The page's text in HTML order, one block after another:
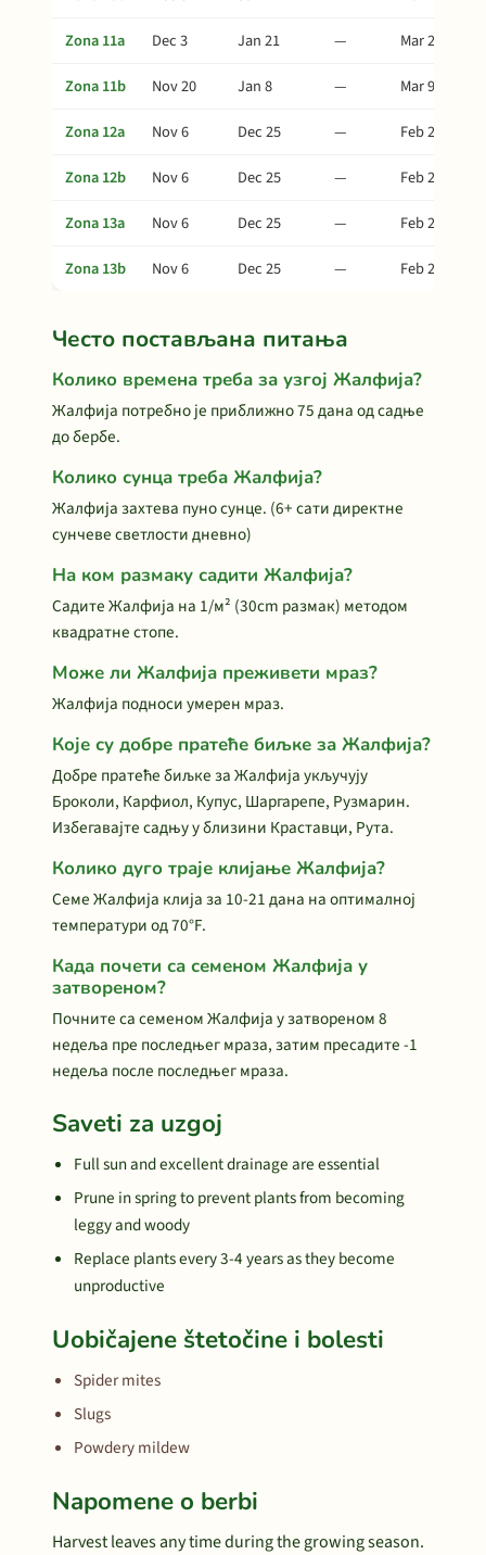
Zona 11a
Dec 3 Jan 21 —
Mar 22
Zona 11b
Nov 20 Jan 8 —
Mar 9
Zona 12a
Nov 6 Dec 25 —
Feb 23
Zona 12b
Nov 6 Dec 25 —
Feb 23
Zona 13a
Nov 6 Dec 25 —
Feb 23
Zona 13b
Nov 6 Dec 25 — Feb 23
Често постављана питања
Колико времена треба за узгој Жалфија?
Жалфија потребно је приближно 75 дана од садње
до бербе.
Колико сунца треба Жалфија?
Жалфија захтева пуно сунце. (6+ сати директне
сунчеве светлости дневно)
На ком размаку садити Жалфија?
Садите Жалфија на 1/м² (30cm размак) методом
квадратне стопе.
Може ли Жалфија преживети мраз?
Жалфија подноси умерен мраз.
Које су добре пратеће биљке за Жалфија?
Добре пратеће биљке за Жалфија укључују
Броколи, Карфиол, Купус, Шаргарепе, Рузмарин.
Избегавајте садњу у близини Краставци, Рута.
Колико дуго траје клијање Жалфија?
Семе Жалфија клија за 10-21 дана на оптималној
температури од 70°F.
Када почети са семеном Жалфија у
затвореном?
Почните са семеном Жалфија у затвореном 8
недеља пре последњег мраза, затим пресадите -1
недеља после последњег мраза.
Saveti za uzgoj
Full sun and excellent drainage are essential
Prune in spring to prevent plants from becoming
leggy and woody
Replace plants every 3-4 years as they become
unproductive
Uobičajene štetočine i bolesti
Spider mites
Slugs
Powdery mildew
Napomene o berbi
Harvest leaves any time during the growing season.